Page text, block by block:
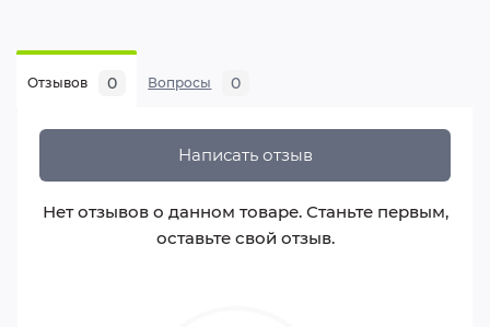
Отзывов 0 Вопросы 0
Написать отзыв
Нет отзывов о данном товаре. Станьте первым,
оставьте свой отзыв.